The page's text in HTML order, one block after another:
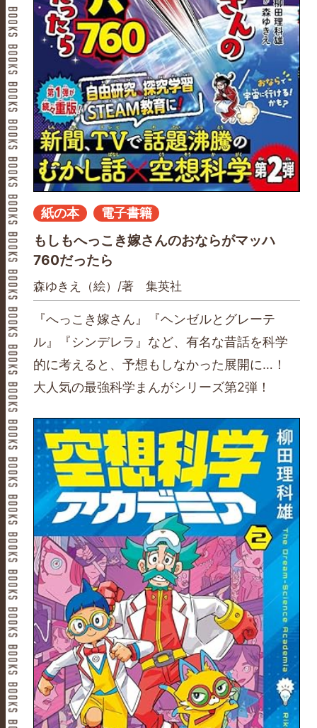
紙の本 電子書籍
もしもへっこき嫁さんのおならがマッハ
760だったら
森ゆきえ（絵）/著 集英社
『へっこき嫁さん』『ヘンゼルとグレーテ
ル』『シンデレラ』など、有名な昔話を科学
的に考えると、予想もしなかった展開に…！
大人気の最強科学まんがシリーズ第2弾！